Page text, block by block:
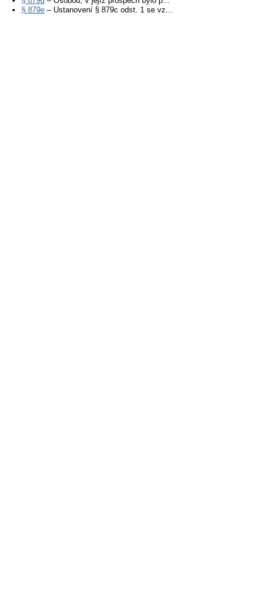
§ 879e – Ustanovení § 879c odst. 1 se vz...